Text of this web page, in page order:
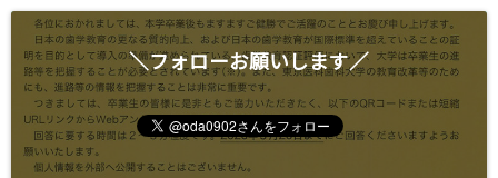
＼フォローお願いします／